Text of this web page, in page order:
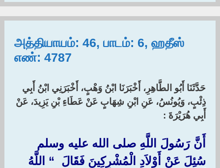
அத்தியாயம்: 46, பாடம்: 6, ஹதீஸ்
எண்: 4787
حَدَّثَنَا أَبُو الطَّاهِرِ، أَخْبَرَنَا ابْنُ وَهْبٍ، أَخْبَرَنِي ابْنُ أَبِي
ذِئْبٍ، وَيُونُسُ، عَنِ ابْنِ شِهَابٍ عَنْ عَطَاءِ بْنِ يَزِيدَ، عَنْ
أَبِي هُرَيْرَةَ :‏
أَنَّ رَسُولَ اللَّهِ صلى الله عليه وسلم
سُئِلَ عَنْ أَوْلاَدِ الْمُشْرِكِينَ فَقَالَ ‏ “‏ اللَّهُ